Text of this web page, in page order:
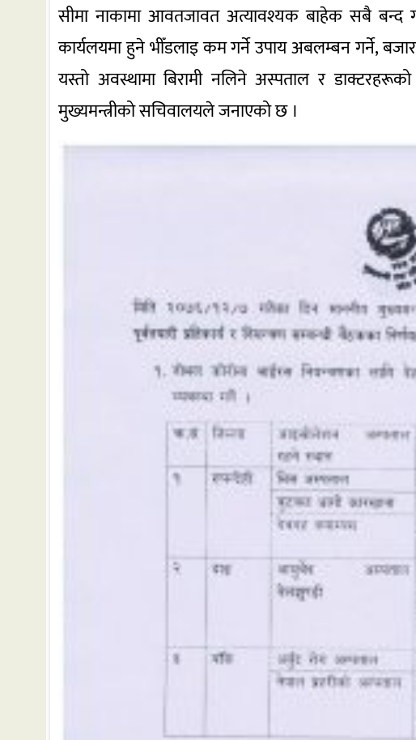
सीमा नाकामा आवतजावत अत्यावश्यक बाहेक सबै बन्द
कार्यलयमा हुने भीँडलाइ कम गर्ने उपाय अबलम्बन गर्ने,
यस्तो अवस्थामा बिरामी नलिने अस्पताल र
मुख्यमन्त्रीको सचिवालयले जनाएको छ ।